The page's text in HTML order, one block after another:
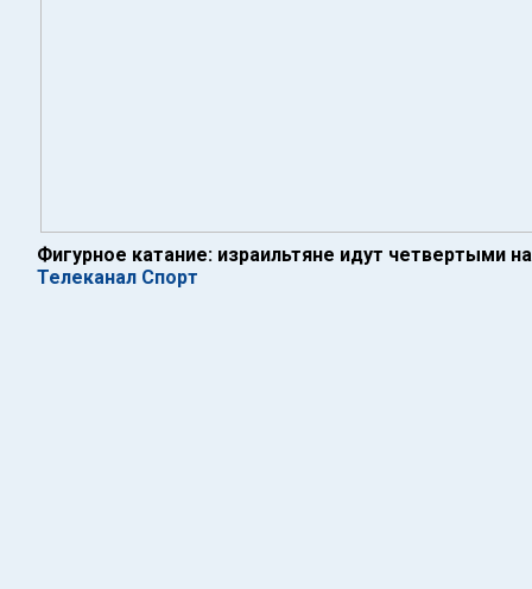
Фигурное катание: израильтяне идут четвертыми
Телеканал Спорт